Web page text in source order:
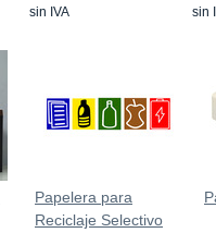
sin IVA sin
Papelera para
Reciclaje Selectivo